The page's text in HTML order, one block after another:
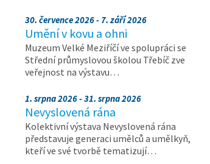
30. července 2026 - 7. září 2026
Umění v kovu a ohni
Muzeum Velké Meziříčí ve spolupráci se
Střední průmyslovou školou Třebíč zve
veřejnost na výstavu…
1. srpna 2026 - 31. srpna 2026
Nevyslovená rána
Kolektivní výstava Nevyslovená rána
představuje generaci umělců a umělkyň,
kteří ve své tvorbě tematizují…